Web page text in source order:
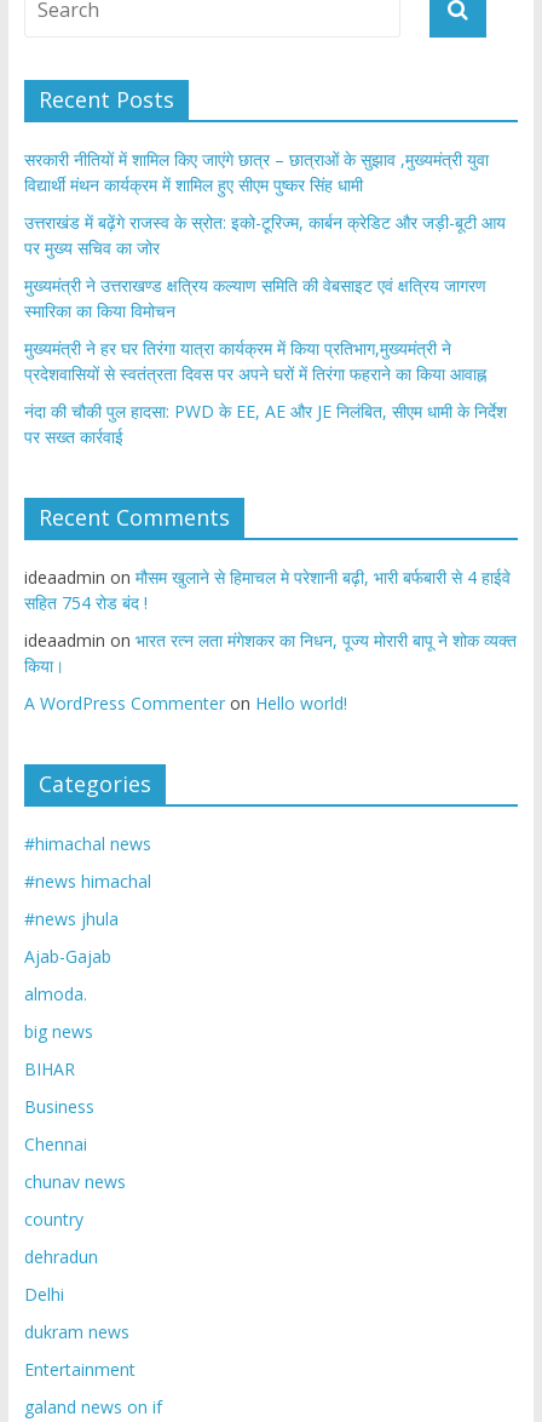
o
Recent Posts
सरकारी नीतियों में शामिल किए जाएंगे छात्र – छात्राओं के सुझाव ,मुख्यमंत्री युवा
विद्यार्थी मंथन कार्यक्रम में शामिल हुए सीएम पुष्कर सिंह धामी
उत्तराखंड में बढ़ेंगे राजस्व के स्रोत: इको-टूरिज्म, कार्बन क्रेडिट और जड़ी-बूटी आय
पर मुख्य सचिव का जोर
मुख्यमंत्री ने उत्तराखण्ड क्षत्रिय कल्याण समिति की वेबसाइट एवं क्षत्रिय जागरण
स्मारिका का किया विमोचन
मुख्यमंत्री ने हर घर तिरंगा यात्रा कार्यक्रम में किया प्रतिभाग,मुख्यमंत्री ने
प्रदेशवासियों से स्वतंत्रता दिवस पर अपने घरों में तिरंगा फहराने का किया आवाह्न
नंदा की चौकी पुल हादसा: PWD के EE, AE और JE निलंबित, सीएम धामी के निर्देश
पर सख्त कार्रवाई
Recent Comments
ideaadmin on मौसम खुलाने से हिमाचल मे परेशानी बढ़ी, भारी बर्फबारी से 4 हाईवे
सहित 754 रोड बंद !
ideaadmin on भारत रत्न लता मंगेशकर का निधन, पूज्य मोरारी बापू ने शोक व्यक्त
किया।
A WordPress Commenteron Hello world!
Categories
#himachal news
#news himachal
#news jhula
Ajab-Gajab
almoda.
big news
BIHAR
Business
Chennai
chunav news
country
dehradun
Delhi
dukram news
Entertainment
galand news on if